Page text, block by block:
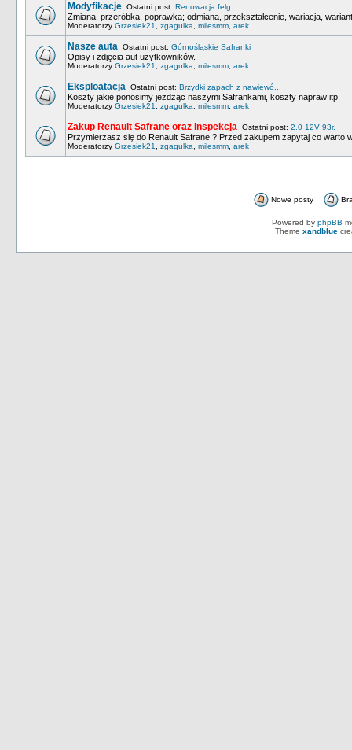
Modyfikacje Ostatni post: Renowacja felg
Zmiana, przeróbka, poprawka; odmiana, przekształcenie, wariacja,
Moderatorzy Grzesiek21 zgagulka milesmm arek
Nasze auta Ostatni post: Górnośląskie Safranki
Opisy i zdjęcia aut użytkowników.
Moderatorzy Grzesiek21 zgagulka milesmm arek
Eksploatacja Ostatni post: Brzydki zapach z nawiewó...
Koszty jakie ponosimy jeżdżąc naszymi Safrankami, koszty napraw itp.
Moderatorzy Grzesiek21 zgagulka milesmm arek
Zakup Renault Safrane oraz Inspekcja Ostatni post: 2.0 12V 93r.
Przymierzasz się do Renault Safrane ? Przed zakupem zapytaj co warto
Moderatorzy Grzesiek21 zgagulka milesmm arek
Nowe posty
Powered by phpBB
Theme xandblue